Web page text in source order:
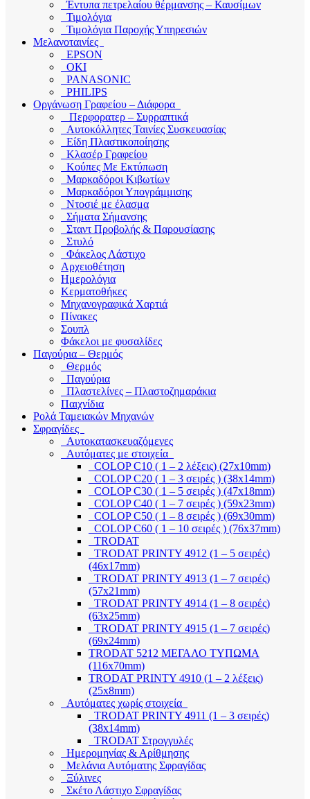
Έντυπα πετρελαίου θέρμανσης – Καυσίμων
Τιμολόγια
Τιμολόγια Παροχής Υπηρεσιών
Μελανοταινίες
EPSON
OKI
PANASONIC
PHILIPS
Οργάνωση Γραφείου – Διάφορα
Περφορατερ – Συρραπτικά
Αυτοκόλλητες Ταινίες Συσκευασίας
Είδη Πλαστικοποίησης
Κλασέρ Γραφείου
Κούπες Με Εκτύπωση
Μαρκαδόροι Κιβωτίων
Μαρκαδόροι Υπογράμμισης
Ντοσιέ με έλασμα
Σήματα Σήμανσης
Σταντ Προβολής & Παρουσίασης
Στυλό
Φάκελος Λάστιχο
Αρχειοθέτηση
Ημερολόγια
Κερματοθήκες
Μηχανογραφικά Χαρτιά
Πίνακες
Σουπλ
Φάκελοι με φυσαλίδες
Παγούρια – Θερμός
Θερμός
Παγούρια
Πλαστελίνες – Πλαστοζημαράκια
Παιχνίδια
Ρολά Ταμειακών Μηχανών
Σφραγίδες
Αυτοκατασκευαζόμενες
Αυτόματες με στοιχεία
COLOP C10 ( 1 – 2 λέξεις) (27x10mm)
COLOP C20 ( 1 – 3 σειρές ) (38x14mm)
COLOP C30 ( 1 – 5 σειρές ) (47x18mm)
COLOP C40 ( 1 – 7 σειρές ) (59x23mm)
COLOP C50 ( 1 – 8 σειρές ) (69x30mm)
COLOP C60 ( 1 – 10 σειρές ) (76x37mm)
TRODAT
TRODAT PRINTY 4912 (1 – 5 σειρές)
(46x17mm)
TRODAT PRINTY 4913 (1 – 7 σειρές)
(57x21mm)
TRODAT PRINTY 4914 (1 – 8 σειρές)
(63x25mm)
TRODAT PRINTY 4915 (1 – 7 σειρές)
(69x24mm)
TRODAT 5212 ΜΕΓΑΛΟ ΤΥΠΩΜΑ
(116x70mm)
TRODAT PRINTY 4910 (1 – 2 λέξεις)
(25x8mm)
Αυτόματες χωρίς στοιχεία
TRODAT PRINTY 4911 (1 – 3 σειρές)
(38x14mm)
TRODAT Στρογγυλές
Ημερομηνίας & Αρίθμησης
Μελάνια Αυτόματης Σφραγίδας
Ξύλινες
Σκέτο Λάστιχο Σφραγίδας